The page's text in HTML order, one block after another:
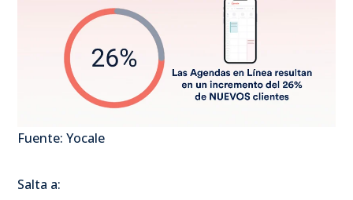
Fuente: Yocale
Salta a: